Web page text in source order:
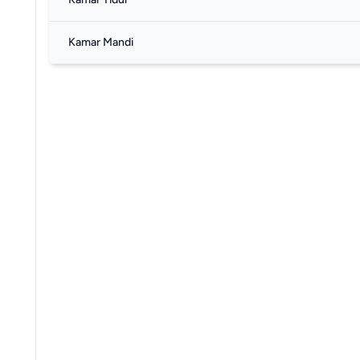
Kamar Mandi